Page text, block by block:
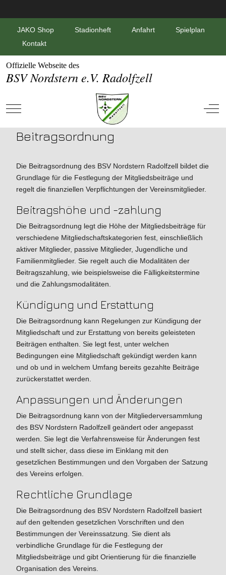
JAKO Shop Stadionheft Anfahrt
Spielplan
Kontakt
Offizielle Webseite des
BSV Nordstern e.V. Radolfzell
Mobile Menu Toggle Off-
Beitragsordnung
Die Beitragsordnung des BSV Nordstern Radolfzell bildet die
Grundlage für die Festlegung der Mitgliedsbeiträge und
regelt die finanziellen Verpflichtungen der Vereinsmitglieder.
Beitragshöhe und -zahlung
Die Beitragsordnung legt die Höhe der Mitgliedsbeiträge für
verschiedene Mitgliedschaftskategorien fest, einschließlich
aktiver Mitglieder, passive Mitglieder, Jugendliche und
Familienmitglieder. Sie regelt auch die Modalitäten der
Beitragszahlung, wie beispielsweise die Fälligkeitstermine
und die Zahlungsmodalitäten.
Kündigung und Erstattung
Die Beitragsordnung kann Regelungen zur Kündigung der
Mitgliedschaft und zur Erstattung von bereits geleisteten
Beiträgen enthalten. Sie legt fest, unter welchen
Bedingungen eine Mitgliedschaft gekündigt werden kann
und ob und in welchem Umfang bereits gezahlte Beiträge
zurückerstattet werden.
Anpassungen und Änderungen
Die Beitragsordnung kann von der Mitgliederversammlung
des BSV Nordstern Radolfzell geändert oder angepasst
werden. Sie legt die Verfahrensweise für Änderungen fest
und stellt sicher, dass diese im Einklang mit den
gesetzlichen Bestimmungen und den Vorgaben der Satzung
des Vereins erfolgen.
Rechtliche Grundlage
Die Beitragsordnung des BSV Nordstern Radolfzell basiert
auf den geltenden gesetzlichen Vorschriften und den
Bestimmungen der Vereinssatzung. Sie dient als
verbindliche Grundlage für die Festlegung der
Mitgliedsbeiträge und gibt Orientierung für die finanzielle
Organisation des Vereins.